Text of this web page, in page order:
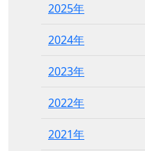
2025年
2024年
2023年
2022年
2021年